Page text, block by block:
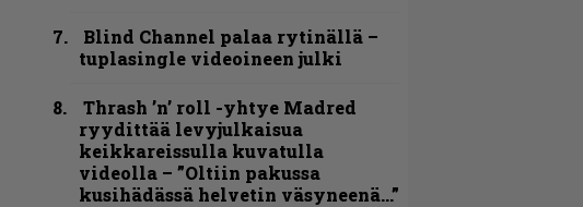
Blind Channel palaa rytinällä –
tuplasingle videoineen julki
Thrash ’n’ roll -yhtye Madred
ryydittää levyjulkaisua
keikkareissulla kuvatulla
videolla – ”Oltiin pakussa
kusihädässä helvetin väsyneenä…”